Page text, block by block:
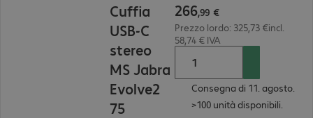
Cuffia
USB-C
stereo
MS Jabra
Evolve2
75
266,99 €
Prezzo lordo: 325,73 €incl.
58,74 € IVA
Consegna di 11. agosto.
>100 unità disponibili.